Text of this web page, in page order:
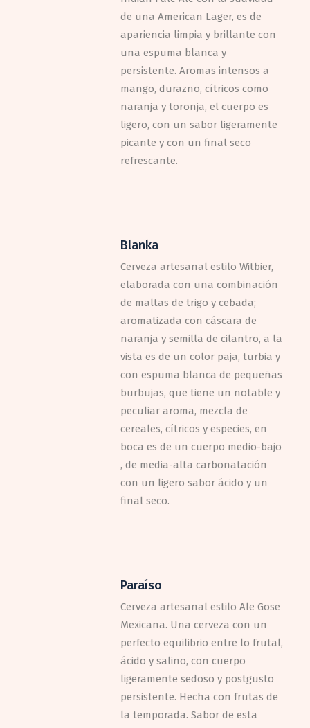
de una American Lager, es de
apariencia limpia y brillante con
una espuma blanca y
persistente. Aromas intensos a
mango, durazno, cítricos como
naranja y toronja, el cuerpo es
ligero, con un sabor ligeramente
picante y con un final seco
refrescante.
Blanka
Cerveza artesanal estilo Witbier,
elaborada con una combinación
de maltas de trigo y cebada;
aromatizada con cáscara de
naranja y semilla de cilantro, a la
vista es de un color paja, turbia y
con espuma blanca de pequeñas
burbujas, que tiene un notable y
peculiar aroma, mezcla de
cereales, cítricos y especies, en
boca es de un cuerpo medio-bajo
, de media-alta carbonatación
con un ligero sabor ácido y un
final seco.
Paraíso
Cerveza artesanal estilo Ale Gose
Mexicana. Una cerveza con un
perfecto equilibrio entre lo frutal,
ácido y salino, con cuerpo
ligeramente sedoso y postgusto
persistente. Hecha con frutas de
la temporada. Sabor de esta